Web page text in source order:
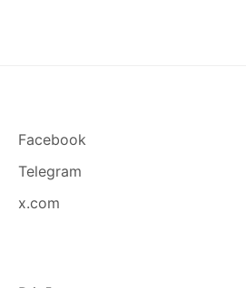
Facebook
Telegram
x.com